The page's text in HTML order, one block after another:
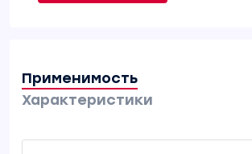
Применимость
Характеристики